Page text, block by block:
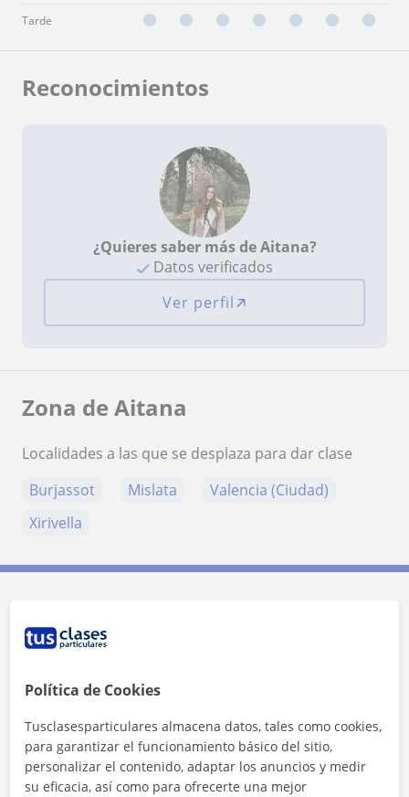
Tarde
Reconocimientos
¿Quieres saber más de Aitana?
Datos verificados
Ver perfil
Zona de Aitana
Localidades a las que se desplaza para dar clase
Burjassot
Mislata
Valencia (Ciudad)
Xirivella
Contacta con Aitana
Política de Cookies
Tusclasesparticulares almacena datos, tales como cookies,
para garantizar el funcionamiento básico del sitio,
personalizar el contenido, adaptar los anuncios y medir
su eficacia, así como para ofrecerte una mejor